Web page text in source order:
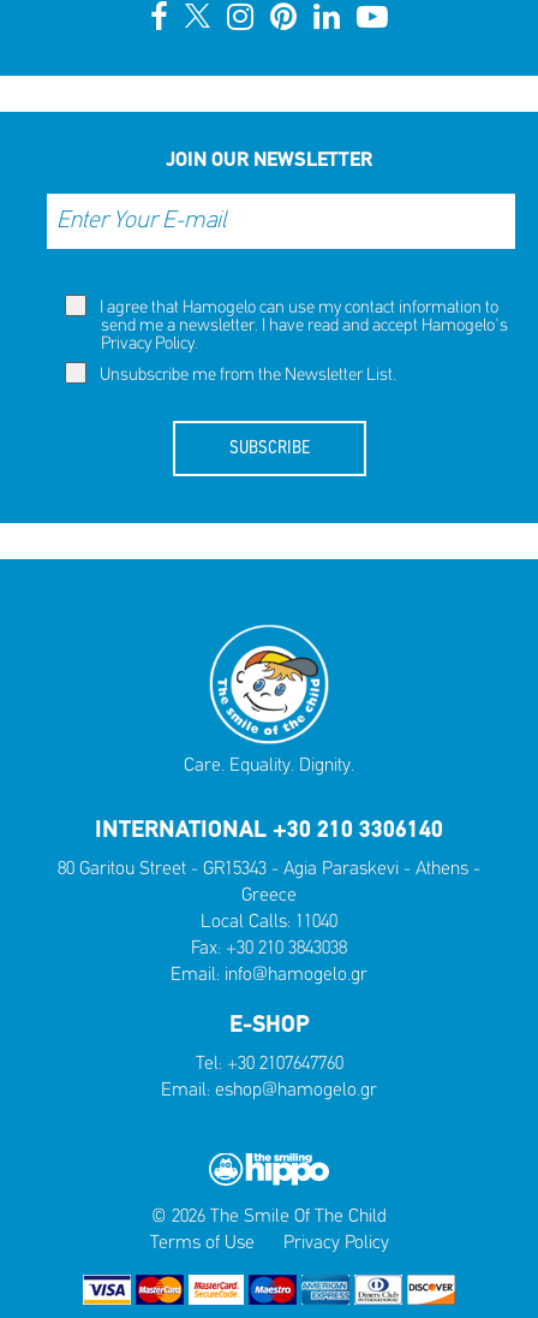
JOIN OUR NEWSLETTER
I agree that Hamogelo can use my contact information to
send me a newsletter. I have read and accept Hamogelo's
Privacy Policy.
Unsubscribe me from the Newsletter List.
SUBSCRIBE
Care. Equality. Dignity.
INTERNATIONAL +30 210 3306140
80 Garitou Street - GR15343 - Agia Paraskevi - Athens -
Greece
Local Calls: 11040
Fax: +30 210 3843038
Email: info@hamogelo.gr
E-SHOP
Tel: +30 2107647760
Email: eshop@hamogelo.gr
© 2026 The Smile Of The Child
Terms of Use
Privacy Policy